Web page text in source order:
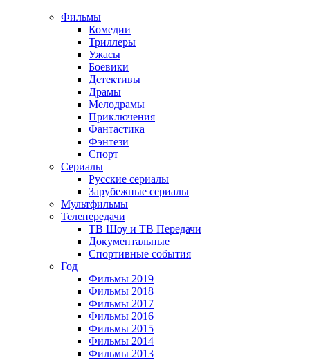
Фильмы
Комедии
Триллеры
Ужасы
Боевики
Детективы
Драмы
Мелодрамы
Приключения
Фантастика
Фэнтези
Спорт
Сериалы
Русские сериалы
Зарубежные сериалы
Мультфильмы
Телепередачи
ТВ Шоу и ТВ Передачи
Документальные
Спортивные события
Год
Фильмы 2019
Фильмы 2018
Фильмы 2017
Фильмы 2016
Фильмы 2015
Фильмы 2014
Фильмы 2013